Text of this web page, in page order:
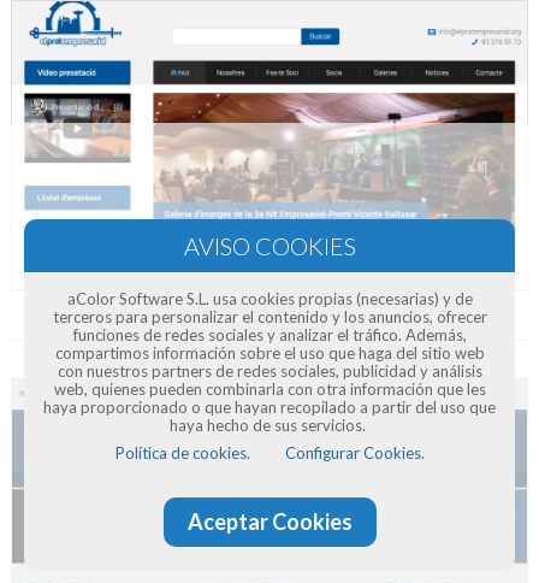
Diseño Web El Prat Empresarial
aColor Software S.L. usa cookies propias (necesarias) y de
terceros para personalizar el contenido y los anuncios, ofrecer
funciones de redes sociales y analizar el tráfico. Además,
compartimos información sobre el uso que haga del sitio web
con nuestros partners de redes sociales, publicidad y análisis
web, quienes pueden combinarla con otra información que les
haya proporcionado o que hayan recopilado a partir del uso que
haya hecho de sus servicios.
Política de cookies.
Configurar Cookies.
Aceptar Cookies